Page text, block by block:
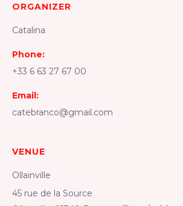
ORGANIZER
Catalina
Phone:
+33 6 63 27 67 00
Email:
catebranco@gmail.com
VENUE
Ollainville
45 rue de la Source